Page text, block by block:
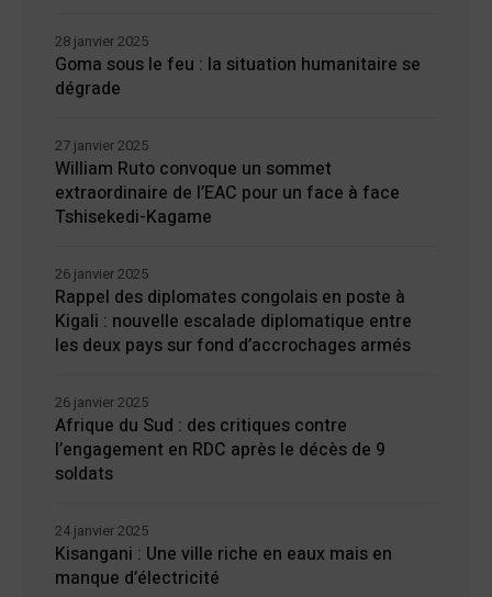
Goma sous le feu : la situation humanitaire se
dégrade
28 janvier 2025
William Ruto convoque un sommet
extraordinaire de l’EAC pour un face à face
Tshisekedi-Kagame
27 janvier 2025
Rappel des diplomates congolais en poste à
Kigali : nouvelle escalade diplomatique entre
les deux pays sur fond d’accrochages armés
26 janvier 2025
Afrique du Sud : des critiques contre
l’engagement en RDC après le décès de 9
soldats
26 janvier 2025
Kisangani : Une ville riche en eaux mais en
manque d’électricité
24 janvier 2025